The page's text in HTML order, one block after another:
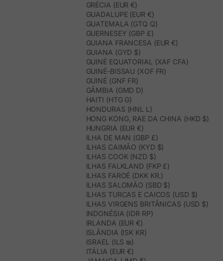
GRÉCIA (EUR €)
GUADALUPE (EUR €)
GUATEMALA (GTQ Q)
GUERNESEY (GBP £)
GUIANA FRANCESA (EUR €)
GUIANA (GYD $)
GUINÉ EQUATORIAL (XAF CFA)
GUINÉ-BISSAU (XOF FR)
GUINÉ (GNF FR)
GÂMBIA (GMD D)
HAITI (HTG G)
HONDURAS (HNL L)
HONG KONG, RAE DA CHINA (HKD $)
HUNGRIA (EUR €)
ILHA DE MAN (GBP £)
ILHAS CAIMÃO (KYD $)
ILHAS COOK (NZD $)
ILHAS FALKLAND (FKP £)
ILHAS FAROÉ (DKK KR.)
ILHAS SALOMÃO (SBD $)
ILHAS TURCAS E CAICOS (USD $)
ILHAS VIRGENS BRITÂNICAS (USD $)
INDONÉSIA (IDR RP)
IRLANDA (EUR €)
ISLÂNDIA (ISK KR)
ISRAEL (ILS ₪)
ITÁLIA (EUR €)